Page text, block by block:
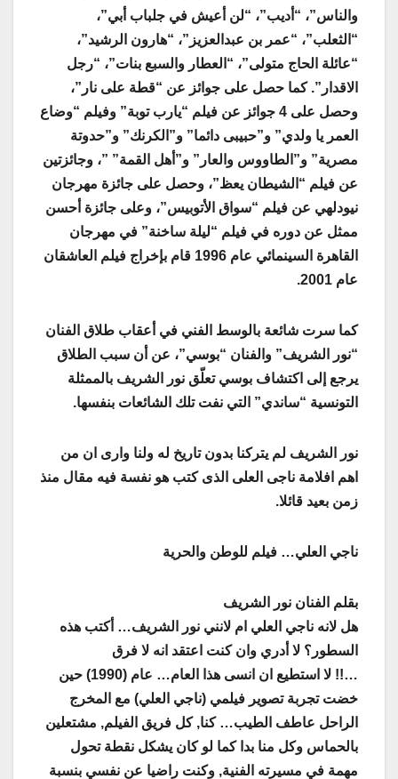
والناس”، “أديب”، “لن أعيش في جلباب أبي”،
“الثعلب”، “عمر بن عبدالعزيز”، “هارون الرشيد”،
“عائلة الحاج متولى”، “العطار والسبع بنات”، “رجل
الاقدار”. كما حصل على جوائز عن “قطة على نار”،
وحصل على 4 جوائز عن فيلم “يارب توبة” وفيلم “وضاع
العمر يا ولدي” و”حبيبى دائما” و”الكرنك” و”حدوتة
مصرية” و”الطاووس والعار” و”أهل القمة” ”، وجائزتين
عن فيلم “الشيطان يعظ”، وحصل على جائزة مهرجان
نيودلهي عن فيلم “سواق الأتوبيس”، وعلى جائزة أحسن
ممثل عن دوره في فيلم “ليلة ساخنة” في مهرجان
القاهرة السينمائي عام 1996 قام بإخراج فيلم العاشقان
عام 2001
.
كما سرت شائعة بالوسط الفني في أعقاب طلاق الفنان
“نور الشريف” والفنان “بوسي”، عن أن سبب الطلاق
يرجع إلى اكتشاف بوسي تعلّق نور الشريف بالممثلة
التونسية “ساندي” التي نفت تلك الشائعات بنفسها.
نور الشريف لم يتركنا بدون تاريخ له ولنا وارى ان من
اهم افلامة ناجى العلى الذى كتب هو نفسة فيه مقال منذ
زمن بعيد قائلا.
ناجي العلي… فيلم للوطن والحرية
بقلم الفنان نور الشريف
هل لانه ناجي العلي ام لانني نور الشريف… أكتب هذه
السطور؟ لا أدري وان كنت اعتقد انه لا فرق
…!! لا استطيع ان انسى هذا العام… عام (1990) حين
خضت تجربة تصوير فيلمي (ناجي العلي) مع المخرج
الراحل عاطف الطيب… كنا, كل فريق الفيلم, مشتعلين
بالحماس وكل منا بدا كما لو كان يشكل نقطة تحول
مهمة في مسيرته الفنية, وكنت راضيا عن نفسي بنسبة